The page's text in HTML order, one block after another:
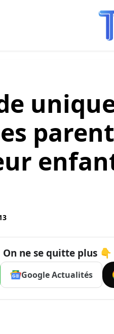
On ne se quitte plus 👇
Google Actualités